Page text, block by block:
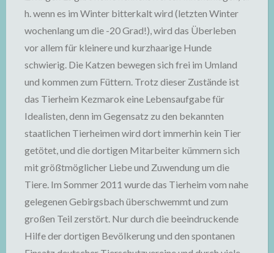
h. wenn es im Winter bitterkalt wird (letzten Winter
wochenlang um die -20 Grad!), wird das Überleben
vor allem für kleinere und kurzhaarige Hunde
schwierig. Die Katzen bewegen sich frei im Umland
und kommen zum Füttern. Trotz dieser Zustände ist
das Tierheim Kezmarok eine Lebensaufgabe für
Idealisten, denn im Gegensatz zu den bekannten
staatlichen Tierheimen wird dort immerhin kein Tier
getötet, und die dortigen Mitarbeiter kümmern sich
mit größtmöglicher Liebe und Zuwendung um die
Tiere. Im Sommer 2011 wurde das Tierheim vom nahe
gelegenen Gebirgsbach überschwemmt und zum
großen Teil zerstört. Nur durch die beeindruckende
Hilfe der dortigen Bevölkerung und den spontanen